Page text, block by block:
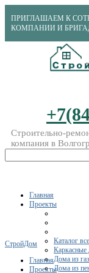
ПРИГЛАШАЕМ К
КОМПАНИИ И
Строительно-
компания в
Главная
Проекты
Каталог
Каркасные
Дома из
Дома из
СтройДом
Главная
Проекты